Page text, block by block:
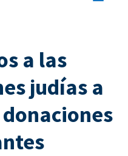
a las
judías a